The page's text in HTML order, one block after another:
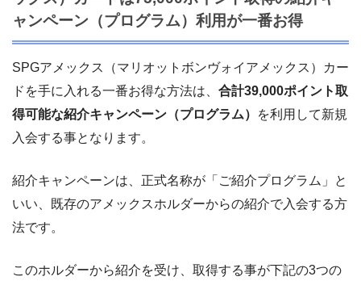
ャンペーン（プログラム）利用が一番お得
SPGアメックス（マリオットボンヴォイアメックス）カー
ドを手に入れる一番お得な方法は、 合計39,000ポイント取
得可能な紹介キャンペーン（プログラム）
を利用して新規
入会する事となります。
紹介キャンペーンは、正式名称が「ご紹介プログラム」と
いい、既存のアメックスホルダーからの紹介で入会する方
法です。
このホルダーから紹介を受け、取得する事が下記の3つの